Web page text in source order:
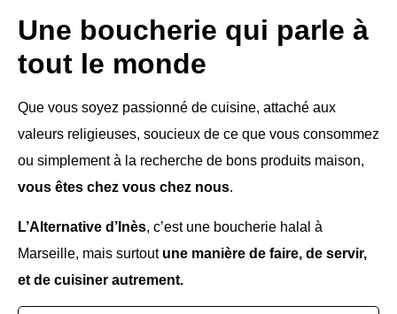
Une boucherie qui parle à
tout le monde
Que vous soyez passionné de cuisine, attaché aux
valeurs religieuses, soucieux de ce que vous consommez
ou simplement à la recherche de bons produits maison,
vous êtes chez vous chez nous.
L’Alternative d’Inès, c’est une boucherie halal à
Marseille, mais surtout une manière de faire, de servir,
et de cuisiner autrement.